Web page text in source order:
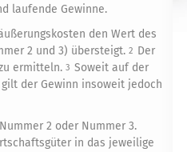
laufende Gewinne.
den Wert des
2 und 3) übersteigt. 2 Der
ermitteln. 3 Soweit auf der
der Gewinn insoweit jedoch
2 oder Nummer 3.
in das jeweilige